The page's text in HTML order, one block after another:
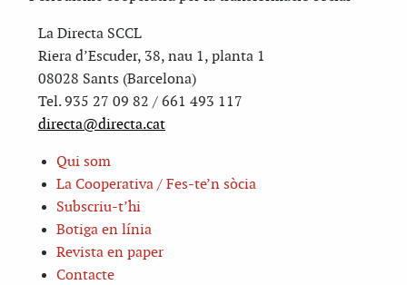
La Directa SCCL
Riera d’Escuder, 38, nau 1, planta 1
08028 Sants (Barcelona)
Tel. 935 27 09 82 / 661 493 117
directa@directa.cat
Qui som
La Cooperativa / Fes-te’n sòcia
Subscriu-t’hi
Botiga en línia
Revista en paper
Contacte